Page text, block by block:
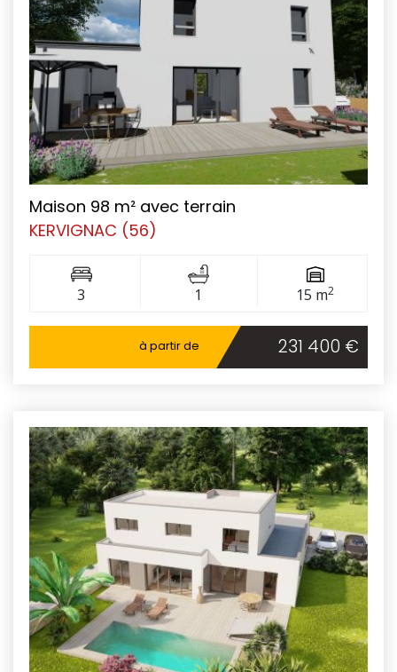
Maison 98 m² avec terrain
KERVIGNAC (56)
3 1 15 m2
à partir de 231 400 €